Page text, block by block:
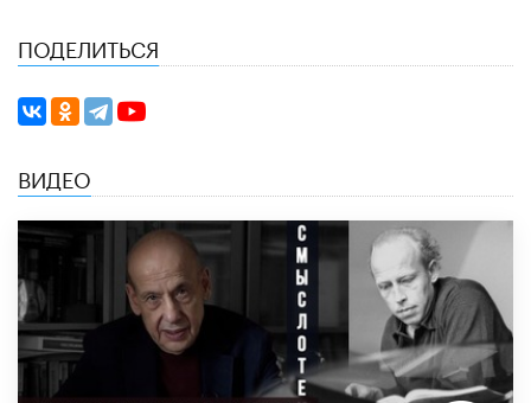
ПОДЕЛИТЬСЯ
ВИДЕО